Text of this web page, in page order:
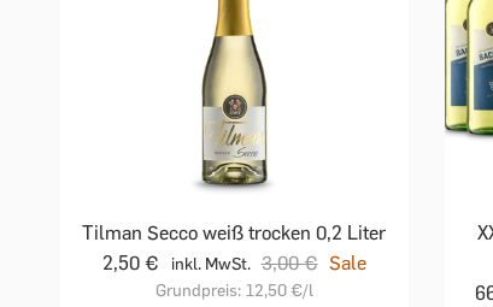
Tilman Secco weiß trocken 0,2 Liter
2,50 €
inkl. MwSt. 3,00 € Sale
Grundpreis: 12,50 €/l